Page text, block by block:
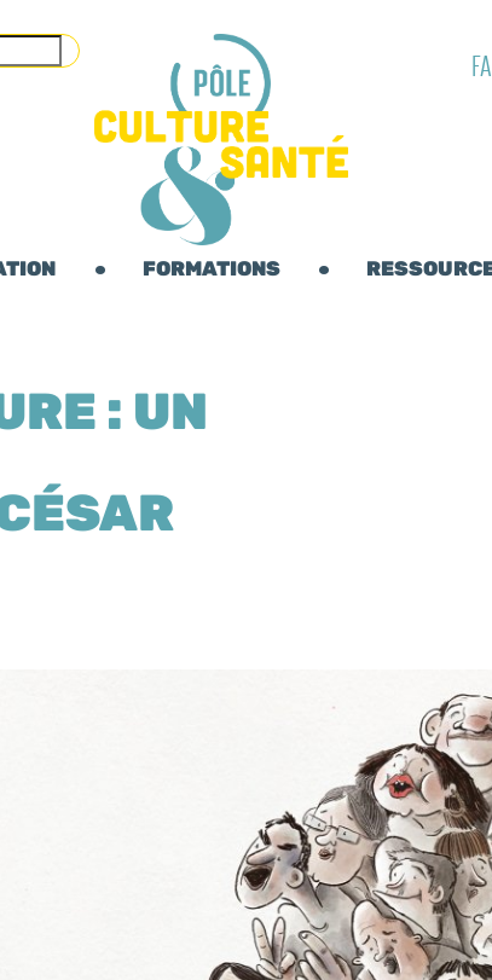
FORMATIONS
: UN